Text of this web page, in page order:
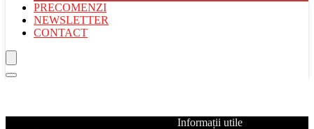
PRECOMENZI
NEWSLETTER
CONTACT
Informații utile